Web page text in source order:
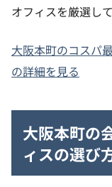
オフィスを厳選し
大阪本町のコスパ
の詳細を見る
大阪本町の
ィスの選び